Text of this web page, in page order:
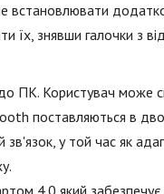
встановлювати
їх, знявши галочки з
ПК. Користувач може
поставляються в двох
у той час як
4.0 який